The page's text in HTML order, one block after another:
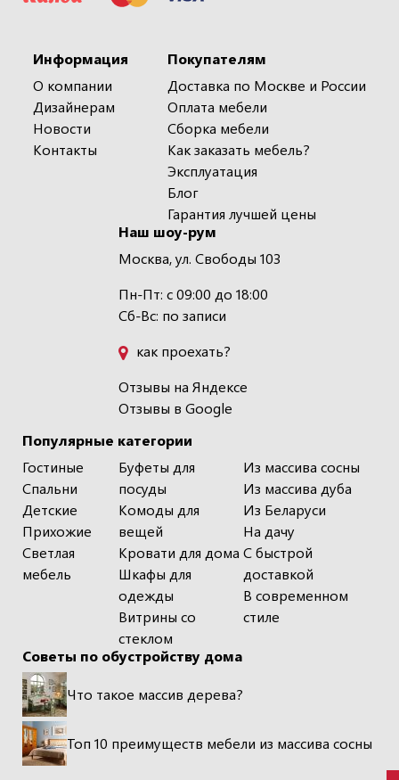
Информация
О компании
Дизайнерам
Новости
Контакты
Популярные категории
Гостиные
Спальни
Детские
Прихожие
Светлая
мебель
Буфеты для
посуды
Комоды для
вещей
Кровати для дома
Шкафы для
одежды
Витрины со
стеклом
Из массива сосны
Из массива дуба
Из Беларуси
На дачу
С быстрой
доставкой
В современном
стиле
Покупателям
Доставка по Москве и России
Оплата мебели
Сборка мебели
Как заказать мебель?
Эксплуатация
Блог
Гарантия лучшей цены
Наш шоу-рум
Москва, ул. Свободы 103
Пн-Пт: с 09:00 до 18:00
Сб-Вс: по записи
как проехать?
Отзывы на Яндексе
Отзывы в Google
Советы по обустройству дома
Что такое массив дерева?
Топ 10 преимуществ мебели из массива сосны